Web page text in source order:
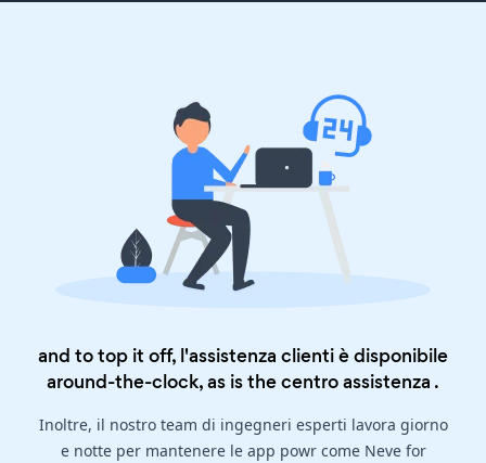
and to top it off, l'assistenza clienti è disponibile
around-the-clock, as is thecentro assistenza .
Inoltre, il nostro team di ingegneri esperti lavora giorno
e notte per mantenere le app powr come Neve for